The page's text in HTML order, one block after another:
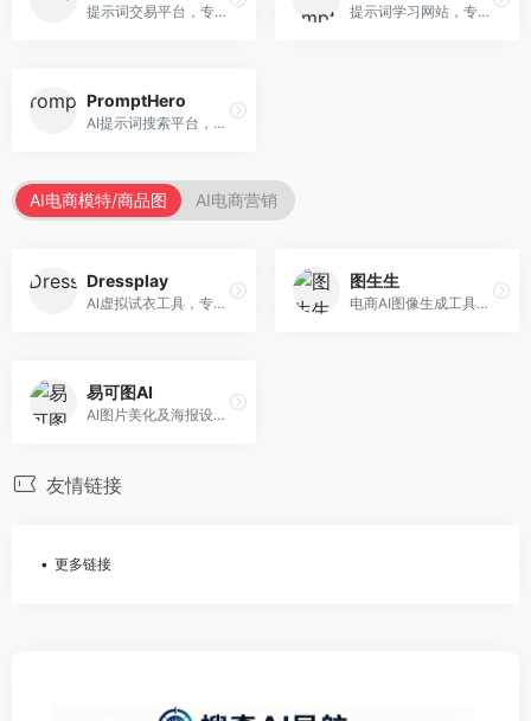
提示词交易平台，专注于高质量提示词买卖。面向AI创作者，提供提示词交易、模板购买、创作者收益等服务，提示词质量高。 提示词学习网站，专注于提示词工程教育。面向AI学习者，提供提示词教程、最佳实践、案例研究等资源，教学内容系统。
PromptHero
AI提示词搜索平台，整合多种AI工具提示词资源。面向AI创作者，提供提示词搜索、模板库、社区分享等服务，提示词资源丰富。
AI电商模特/商品图 AI电商营销
Dressplay
AI虚拟试衣工具，专注于服装电商体验。面向服装电商，提供虚拟试穿、尺码推荐、穿搭建议等服务，试衣体验真实。
图生生
电商AI图像生成工具，专注于商品图创作。面向电商卖家，提供商品图生成、背景替换、批量处理等服务，商品图质量高。
易可图AI
AI图片美化及海报设计平台，专注于电商视觉设计。面向电商卖家，提供图片美化、海报设计、营销素材等服务，设计效率高。
友情链接
更多链接